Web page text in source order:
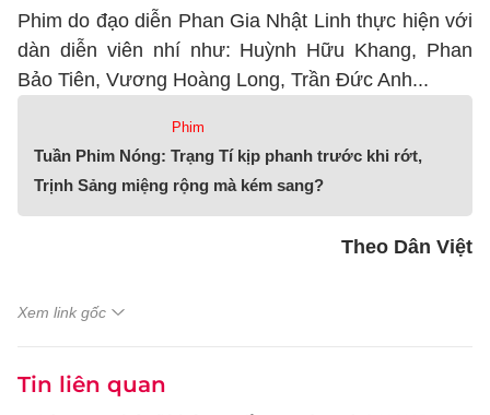
Phim do đạo diễn Phan Gia Nhật Linh thực hiện với
dàn diễn viên nhí như: Huỳnh Hữu Khang, Phan
Bảo Tiên, Vương Hoàng Long, Trần Đức Anh...
Phim
Tuần Phim Nóng: Trạng Tí kịp phanh trước khi rớt,
Trịnh Sảng miệng rộng mà kém sang?
Theo Dân Việt
Xem link gốc
Tin liên quan